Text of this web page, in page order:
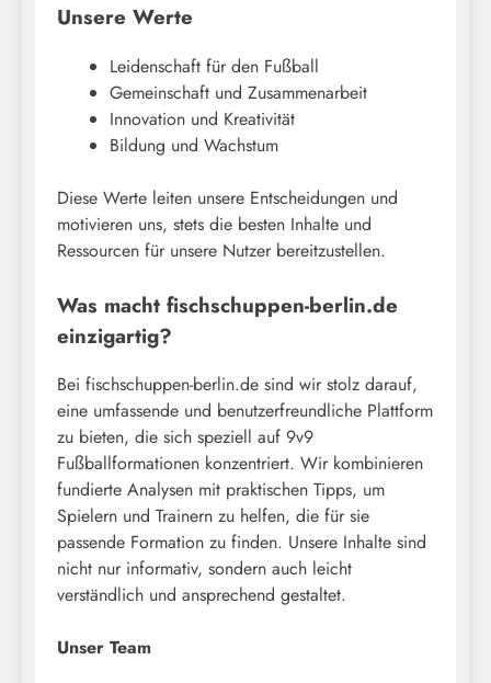
Unsere Werte
Leidenschaft für den Fußball
Gemeinschaft und Zusammenarbeit
Innovation und Kreativität
Bildung und Wachstum
Diese Werte leiten unsere Entscheidungen und
motivieren uns, stets die besten Inhalte und
Ressourcen für unsere Nutzer bereitzustellen.
Was macht fischschuppen-berlin.de
einzigartig?
Bei fischschuppen-berlin.de sind wir stolz darauf,
eine umfassende und benutzerfreundliche Plattform
zu bieten, die sich speziell auf 9v9
Fußballformationen konzentriert. Wir kombinieren
fundierte Analysen mit praktischen Tipps, um
Spielern und Trainern zu helfen, die für sie
passende Formation zu finden. Unsere Inhalte sind
nicht nur informativ, sondern auch leicht
verständlich und ansprechend gestaltet.
Unser Team